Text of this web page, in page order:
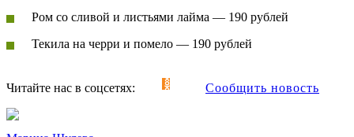
Ром со сливой и листьями лайма — 190 рублей
Текила на черри и помело — 190 рублей
Читайте нас в соцсетях: Сообщить новость